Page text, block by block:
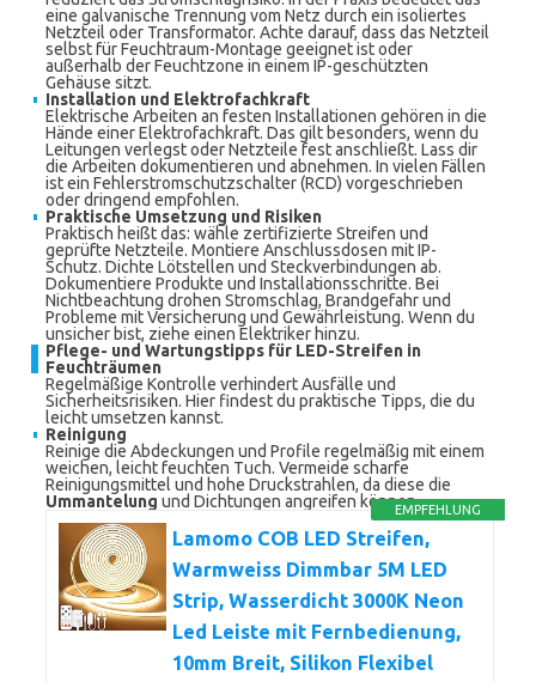
eine galvanische Trennung vom Netz durch ein isoliertes
Netzteil oder Transformator. Achte darauf, dass das Netzteil
selbst für Feuchtraum-Montage geeignet ist oder
außerhalb der Feuchtzone in einem IP-geschützten
Gehäuse sitzt.
Installation und Elektrofachkraft
Elektrische Arbeiten an festen Installationen gehören in die
Hände einer Elektrofachkraft. Das gilt besonders, wenn du
Leitungen verlegst oder Netzteile fest anschließt. Lass dir
die Arbeiten dokumentieren und abnehmen. In vielen Fällen
ist ein Fehlerstromschutzschalter (RCD) vorgeschrieben
oder dringend empfohlen.
Praktische Umsetzung und Risiken
Praktisch heißt das: wähle zertifizierte Streifen und
geprüfte Netzteile. Montiere Anschlussdosen mit IP-
Schutz. Dichte Lötstellen und Steckverbindungen ab.
Dokumentiere Produkte und Installationsschritte. Bei
Nichtbeachtung drohen Stromschlag, Brandgefahr und
Probleme mit Versicherung und Gewährleistung. Wenn du
unsicher bist, ziehe einen Elektriker hinzu.
Pflege- und Wartungstipps für LED-Streifen in
Feuchträumen
Regelmäßige Kontrolle verhindert Ausfälle und
Sicherheitsrisiken. Hier findest du praktische Tipps, die du
leicht umsetzen kannst.
Reinigung
Reinige die Abdeckungen und Profile regelmäßig mit einem
weichen, leicht feuchten Tuch. Vermeide scharfe
Reinigungsmittel und hohe Druckstrahlen, da diese die
Ummantelung und Dichtungen angreifen können.EMPFEHLUNG
Lamomo COB LED Streifen,
Warmweiss Dimmbar 5M LED
Strip, Wasserdicht 3000K Neon
Led Leiste mit Fernbedienung,
10mm Breit, Silikon Flexibel